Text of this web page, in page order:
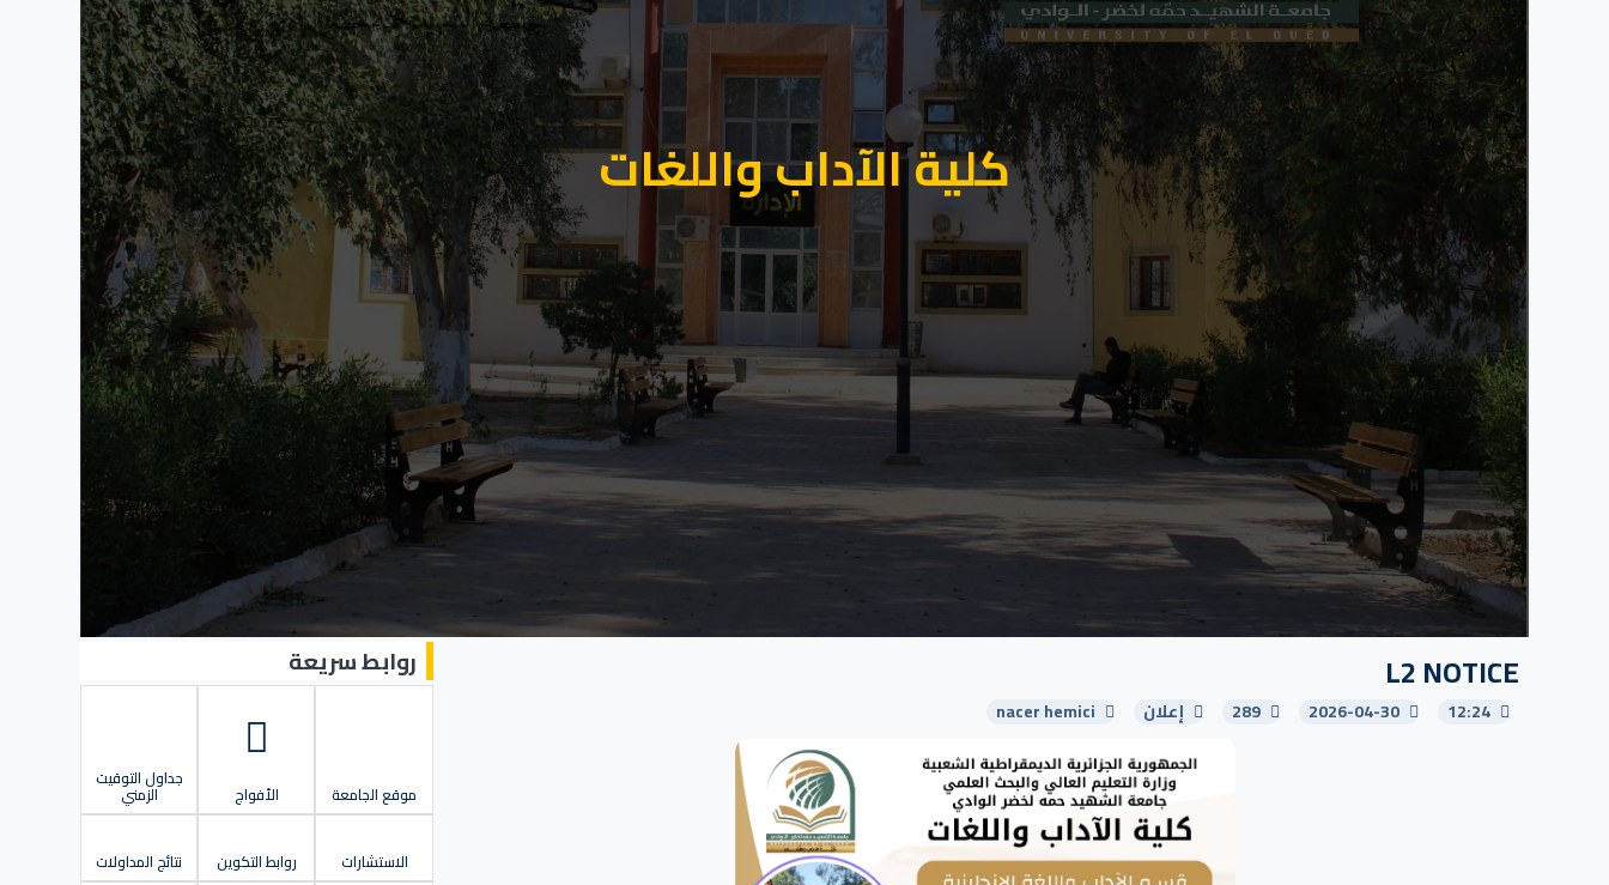
كلية الآداب واللغات
L2 NOTICE
12:24
2026-04-30
289 إعلان nacer hemici
روابط سريعة
موقع الجامعة الأفواج
جداول التوقيت
الزمني
الاستشارات روابط التكوين نتائج المداولات